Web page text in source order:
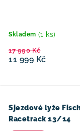
Skladem (1 ks)
11 999 Kč
17 990 Kč
Sjezdové lyže
Racetrack 13/14